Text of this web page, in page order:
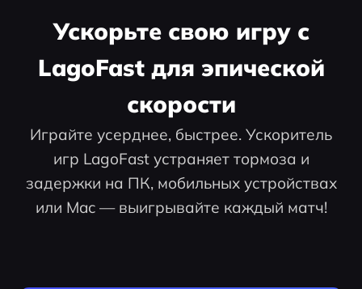
Ускорьте свою игру с
LagoFast для эпической
скорости
Играйте усерднее, быстрее. Ускоритель
игр LagoFast устраняет тормоза и
задержки на ПК, мобильных устройствах
или Mac — выигрывайте каждый матч!